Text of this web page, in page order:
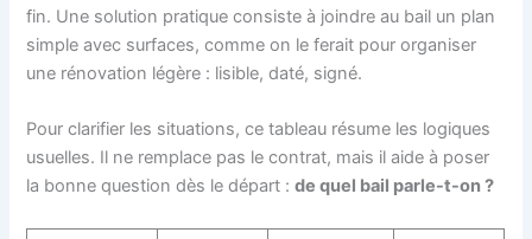
fin. Une solution pratique consiste à joindre au bail un plan
simple avec surfaces, comme on le ferait pour organiser
une rénovation légère : lisible, daté, signé.
Pour clarifier les situations, ce tableau résume les logiques
usuelles. Il ne remplace pas le contrat, mais il aide à poser
la bonne question dès le départ :de quel bail parle-t-on ?